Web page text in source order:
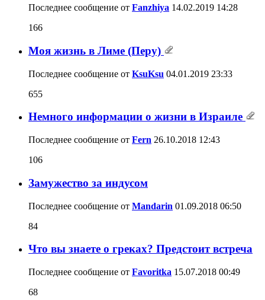
Последнее сообщение от Fanzhiya 14.02.2019 14:28
166
Моя жизнь в Лиме (Перу)
Последнее сообщение от KsuKsu 04.01.2019 23:33
655
Немного информации о жизни в Израиле
Последнее сообщение от Fern 26.10.2018 12:43
106
Замужество за индусом
Последнее сообщение от Mandarin 01.09.2018 06:50
84
Что вы знаете о греках? Предстоит встреча
Последнее сообщение от Favoritka 15.07.2018 00:49
68